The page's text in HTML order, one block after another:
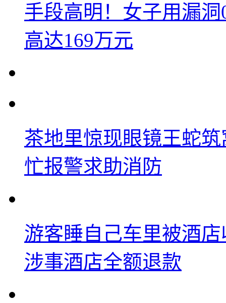
手段高明！女子用漏
高达169万元
茶地里惊现眼镜王蛇
忙报警求助消防
游客睡自己车里被酒
涉事酒店全额退款